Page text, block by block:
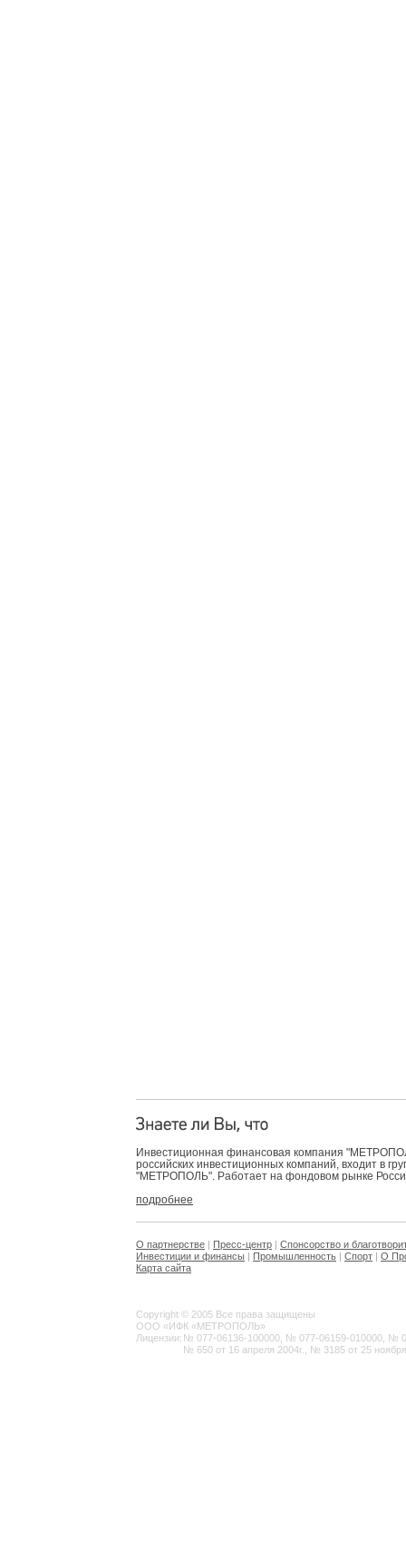
Инвестиционная финансовая компания
российских инвестиционных компаний, входит в
"МЕТРОПОЛЬ". Работает на фондовом рынке
подробнее
О партнерстве | Пресс-центр | Спонсорство и
Инвестиции и финансы | Промышленность | Спорт | О
Карта сайта
Copyright © 2005 Все права защищены
ООО «ИФК «МЕТРОПОЛЬ»
Лицензии: № 077-06136-100000, № 077-06159-010000, №
№ 650 от 16 апреля 2004г., № 3185 от 25